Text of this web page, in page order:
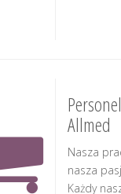
Personel
Allmed
Nasza
nasza
Każdy